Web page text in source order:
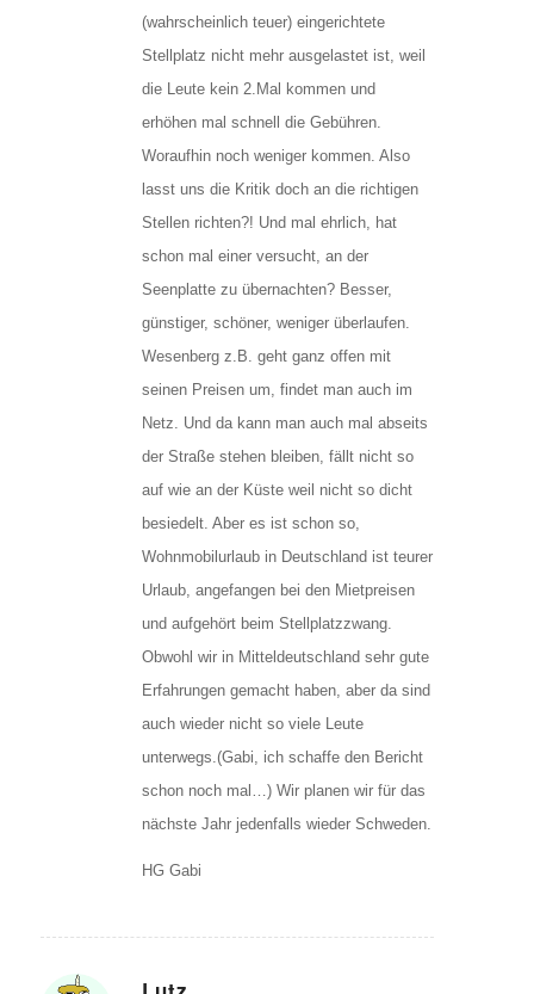
(wahrscheinlich teuer) eingerichtete
Stellplatz nicht mehr ausgelastet ist, weil
die Leute kein 2.Mal kommen und
erhöhen mal schnell die Gebühren.
Woraufhin noch weniger kommen. Also
lasst uns die Kritik doch an die richtigen
Stellen richten?! Und mal ehrlich, hat
schon mal einer versucht, an der
Seenplatte zu übernachten? Besser,
günstiger, schöner, weniger überlaufen.
Wesenberg z.B. geht ganz offen mit
seinen Preisen um, findet man auch im
Netz. Und da kann man auch mal abseits
der Straße stehen bleiben, fällt nicht so
auf wie an der Küste weil nicht so dicht
besiedelt. Aber es ist schon so,
Wohnmobilurlaub in Deutschland ist teurer
Urlaub, angefangen bei den Mietpreisen
und aufgehört beim Stellplatzzwang.
Obwohl wir in Mitteldeutschland sehr gute
Erfahrungen gemacht haben, aber da sind
auch wieder nicht so viele Leute
unterwegs.(Gabi, ich schaffe den Bericht
schon noch mal…) Wir planen wir für das
nächste Jahr jedenfalls wieder Schweden.
HG Gabi